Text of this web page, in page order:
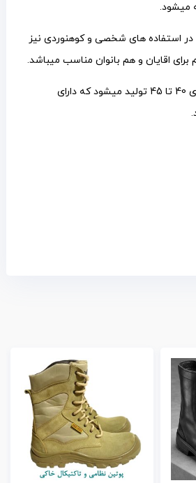
میشود.
در استفاده های شخصی و کوهنوردی نیز
اقایان و هم بانوان مناسب میباشد.
این پوتین در سایز های 40 تا 45 تولید میشود که دارای